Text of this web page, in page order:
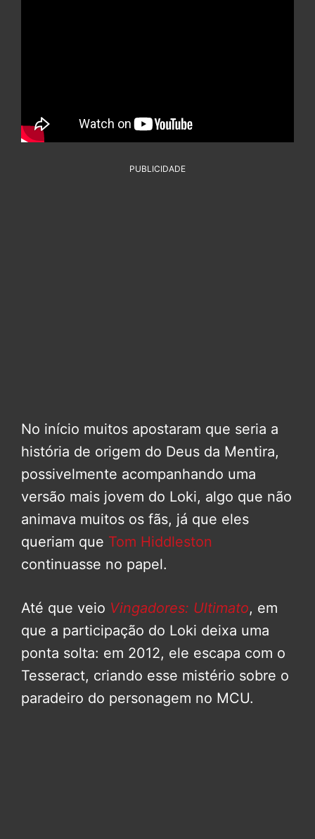
PUBLICIDADE
No início muitos apostaram que seria a
história de origem do Deus da Mentira,
possivelmente acompanhando uma
versão mais jovem do Loki, algo que não
animava muitos os fãs, já que eles
queriam que Tom Hiddleston
continuasse no papel.
Até que veio Vingadores: Ultimato, em
que a participação do Loki deixa uma
ponta solta: em 2012, ele escapa com o
Tesseract, criando esse mistério sobre o
paradeiro do personagem no MCU.